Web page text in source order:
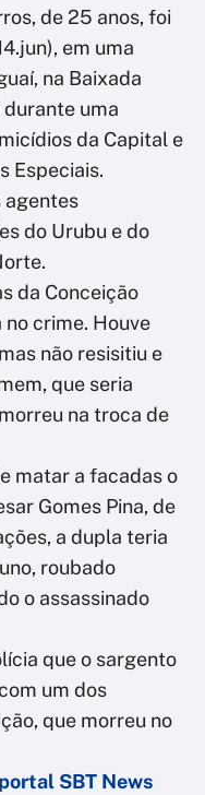
de 25 anos, foi
em uma
na Baixada
uma
da Capital e
Especiais.
agentes
do Urubu e do
da Conceição
no crime. Houve
não resisitiu e
que seria
na troca de
matar a facadas o
Gomes Pina, de
a dupla teria
roubado
o assassinado
que o sargento
um dos
que morreu no
SBT News